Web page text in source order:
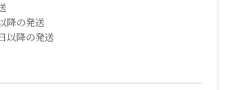
降の発送
以降の発送